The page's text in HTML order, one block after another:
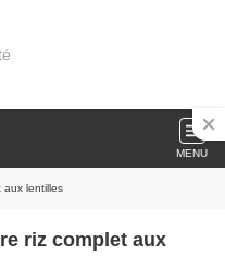
MENU
aux lentilles
riz complet aux